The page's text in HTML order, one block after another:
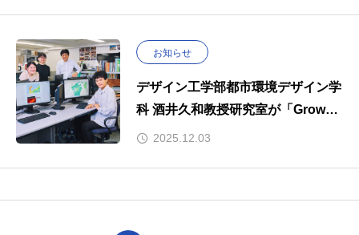
お知らせ
デザイン工学部都市環境デザイン学
科 酒井久和教授研究室が「Grow～
私が成長できた場所～」で紹介され
2025.12.03